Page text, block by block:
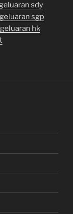
sdy
sgp
hk